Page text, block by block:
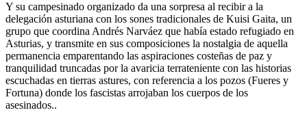
Y su campesinado organizado da una sorpresa al recibir a la
delegación asturiana con los sones tradicionales de Kuisi Gaita, un
grupo que coordina Andrés Narváez que había estado refugiado en
Asturias, y transmite en sus composiciones la nostalgia de aquella
permanencia emparentando las aspiraciones costeñas de paz y
tranquilidad truncadas por la avaricia terrateniente con las historias
escuchadas en tierras astures, con referencia a los pozos (Fueres y
Fortuna) donde los fascistas arrojaban los cuerpos de los
asesinados..